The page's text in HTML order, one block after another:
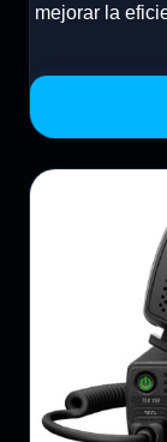
mejorar la